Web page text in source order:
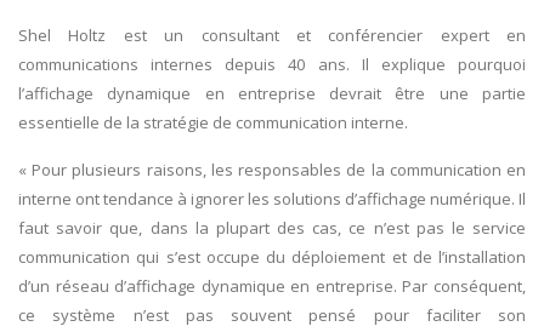
Shel Holtz est un consultant et conférencier expert en
communications internes depuis 40 ans. Il explique pourquoi
l’affichage dynamique en entreprise devrait être une partie
essentielle de la stratégie de communication interne.
« Pour plusieurs raisons, les responsables de la communication en
interne ont tendance à ignorer les solutions d’affichage numérique. Il
faut savoir que, dans la plupart des cas, ce n’est pas le service
communication qui s’est occupe du déploiement et de l’installation
d’un réseau d’affichage dynamique en entreprise. Par conséquent,
ce système n’est pas souvent pensé pour faciliter son